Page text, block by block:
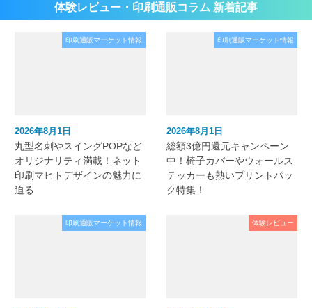
体験レビュー・印刷通販コラム 新着記事
印刷通販マーケット情報
2026年8月1日
丸型名刺やスイングPOPなど
オリジナリティ満載！ネット
印刷マヒトデザインの魅力に
迫る
印刷通販マーケット情報
2026年8月1日
総額3億円還元キャンペーン
中！椅子カバーやウォールス
テッカーも熱いプリントパッ
ク特集！
印刷通販マーケット情報 体験レビュー